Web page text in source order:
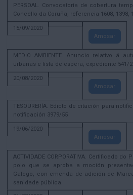
PERSOAL. Convocatoria de cobertura
Concello da Coruña, referencia 1608, 1398,
15/09/2020
Amosar
MEDIO AMBIENTE. Anuncio relativo á
urbanas e lista de espera, expediente 541/
20/08/2020
Amosar
TESOURERÍA. Edicto de citación para
notificación 3979/55
19/06/2020
Amosar
ACTIVIDADE CORPORATIVA. Certificado
polo que se aproba a moción
Galego, con emenda de adición de
sanidade pública.